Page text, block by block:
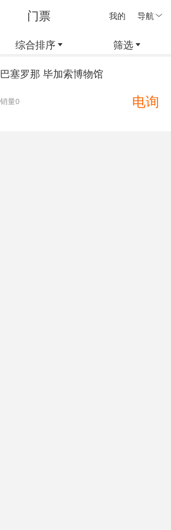
我的 导航
门票
综合排序 筛选
巴塞罗那 毕加索博物馆
销量0 电询